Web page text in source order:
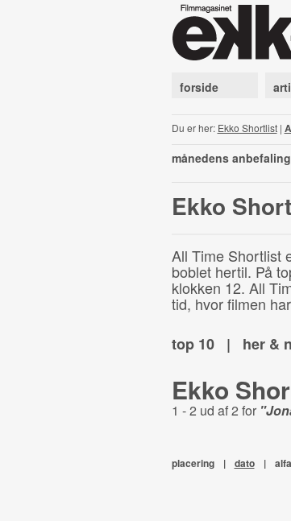
forside
Du er her: Ekko Shortlist|
månedens anbefaling
Ekko
All Time Shortlist
boblet hertil. På
klokken 12. All
tid, hvor filmen
top 10
| her &
Ekko
1 - 2 ud af 2 for
placering | dato |